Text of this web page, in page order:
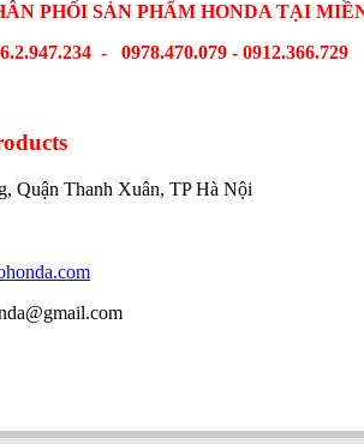
PHỐI SẢN PHẨM HONDA TẠI
- 0978.470.079 - 0912.366.729
Quận Thanh Xuân, TP Hà Nội